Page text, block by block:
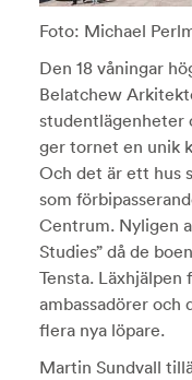
Foto: Michael
Den 18 våningar
Belatchew
studentlägenheter
ger tornet en unik
Och det är ett hus
som
Centrum. Nyligen
Studies” då de
Tensta.
ambassadörer och
flera nya löpare.
Martin Sundvall